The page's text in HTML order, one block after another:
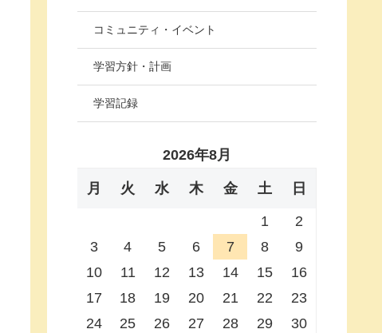
コミュニティ・イベント
学習方針・計画
学習記録
2026年8月
月 火 水 木 金 土 日
1
2
3
4 5 6 7 8
9
10
11 12 13 14 15
16
17
18 19 20 21 22
23
24
25 26 27 28 29
30